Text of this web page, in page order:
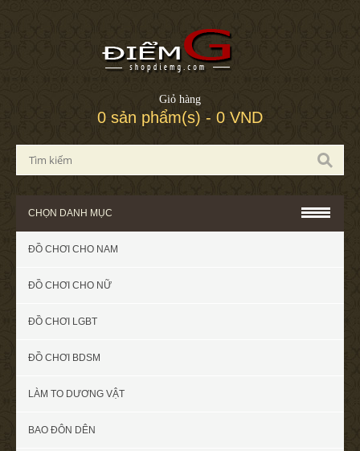
Giỏ hàng
0 sản phẩm(s) - 0 VND
CHỌN DANH MỤC
ĐỒ CHƠI CHO NAM
ĐỒ CHƠI CHO NỮ
ĐỒ CHƠI LGBT
ĐỒ CHƠI BDSM
LÀM TO DƯƠNG VẬT
BAO ĐÔN DÊN